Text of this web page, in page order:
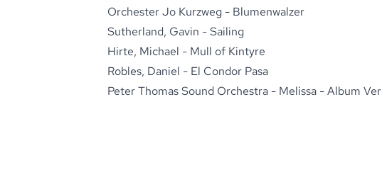
Orchester Jo Kurzweg - Blumenwalzer
Sutherland, Gavin - Sailing
Hirte, Michael - Mull of Kintyre
Robles, Daniel - El Condor Pasa
Peter Thomas Sound Orchestra - Melissa - Album Ver